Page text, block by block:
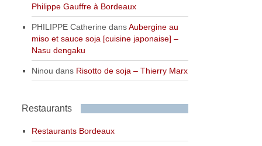
Philippe Gauffre à Bordeaux
PHILIPPE Catherine dansAubergine au
miso et sauce soja [cuisine japonaise] –
Nasu dengaku
Ninou dans Risotto de soja – Thierry Marx
Restaurants
Restaurants Bordeaux